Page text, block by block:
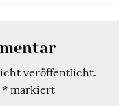
veröffentlicht.
* markiert